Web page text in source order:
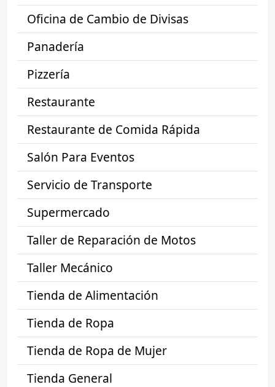
Oficina de Cambio de Divisas
Panadería
Pizzería
Restaurante
Restaurante de Comida Rápida
Salón Para Eventos
Servicio de Transporte
Supermercado
Taller de Reparación de Motos
Taller Mecánico
Tienda de Alimentación
Tienda de Ropa
Tienda de Ropa de Mujer
Tienda General